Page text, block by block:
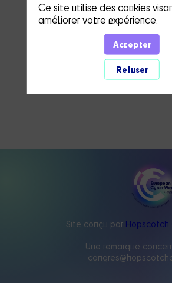
Site conçu par Hopscotch
Une remarque
Ce site utilise des cookies
améliorer votre expérience.
Accepter
Refuser